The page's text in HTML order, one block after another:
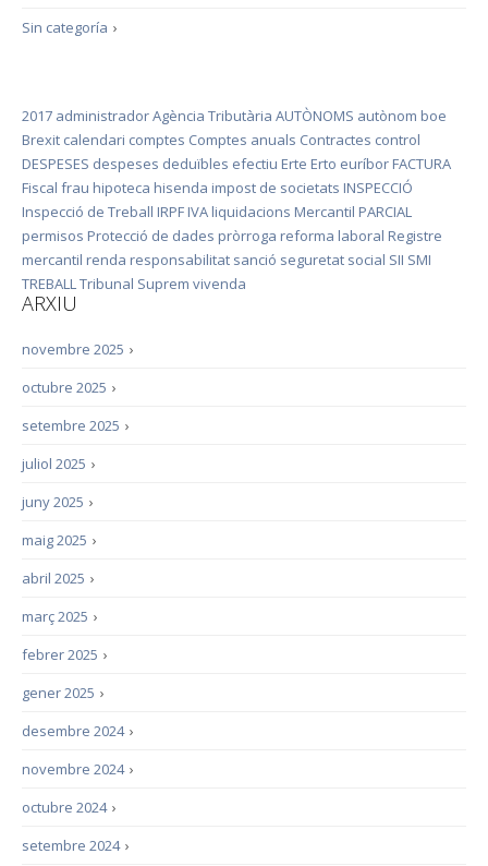
›
Sin categoría
2017 administradorAgència Tributària AUTÒNOMS autònom boe
Brexit calendari comptes Comptes anuals Contractes control
DESPESES despeses deduïbles efectiu Erte Erto euríbor FACTURA
Fiscal frau hipoteca hisenda impost de societats INSPECCIÓ
Inspecció de Treball IRPF IVA liquidacions Mercantil PARCIAL
permisos Protecció de dades pròrroga reforma laboral Registre
mercantil renda responsabilitat sanció seguretat social SII SMI
TREBALLTribunal Suprem vivenda
ARXIU
›
novembre 2025
›
octubre 2025
›
setembre 2025
›
juliol 2025
›
juny 2025
›
maig 2025
›
abril 2025
›
març 2025
›
febrer 2025
›
gener 2025
›
desembre 2024
›
novembre 2024
›
octubre 2024
›
setembre 2024